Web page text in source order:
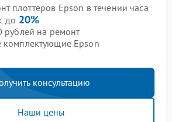
плоттеров Epson в течении часа
до 20%
рублей на ремонт
комплектующие Epson
консультацию
Наши цены